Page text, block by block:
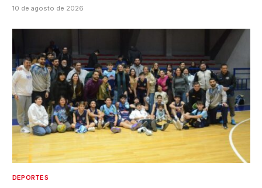
10 de agosto de 2026
DEPORTES